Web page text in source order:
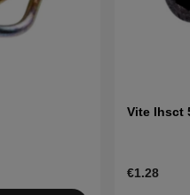
Vite Ihsct
€1.28